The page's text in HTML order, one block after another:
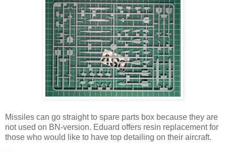
Missiles can go straight to spare parts box because they are
not used on BN-version. Eduard offers resin replacement for
those who would like to have top detailing on their aircraft.